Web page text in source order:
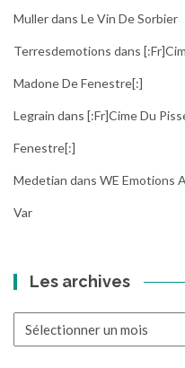
Mullerdans Le Vin De Sorbier
Terresdemotions dans
Madone De Fenestre[:]
Legrain dans [:fr]Cime Du
Fenestre[:]
Medetian dans WE Emotions
Var
Les archives